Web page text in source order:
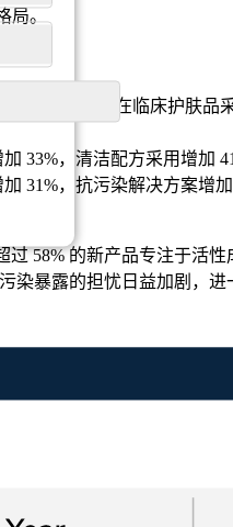
。
美元，反映出在临床护肤
33%，清洁配方采用增加
31%，抗污染解决方案增加
58% 的新产品专注于活性
染暴露的担忧日益加剧，